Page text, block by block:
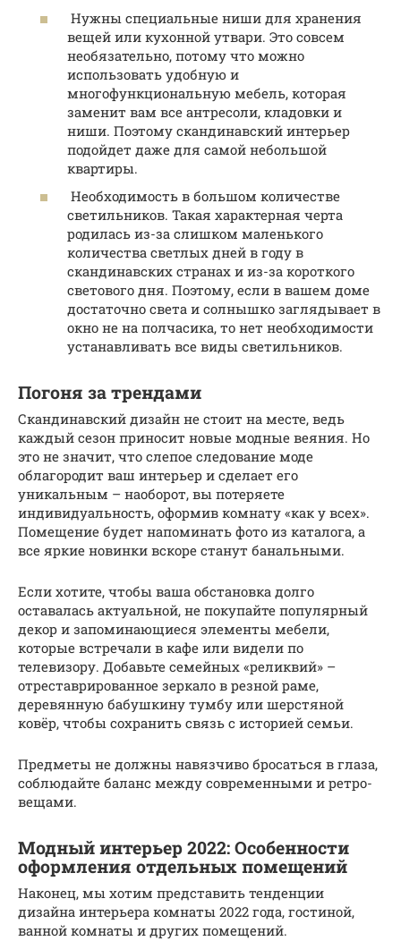
Нужны специальные ниши для хранения
вещей или кухонной утвари. Это совсем
необязательно, потому что можно
использовать удобную и
многофункциональную мебель, которая
заменит вам все антресоли, кладовки и
ниши. Поэтому скандинавский интерьер
подойдет даже для самой небольшой
квартиры.
Необходимость в большом количестве
светильников. Такая характерная черта
родилась из-за слишком маленького
количества светлых дней в году в
скандинавских странах и из-за короткого
светового дня. Поэтому, если в вашем доме
достаточно света и солнышко заглядывает в
окно не на полчасика, то нет необходимости
устанавливать все виды светильников.
Погоня за трендами
Скандинавский дизайн не стоит на месте, ведь
каждый сезон приносит новые модные веяния. Но
это не значит, что слепое следование моде
облагородит ваш интерьер и сделает его
уникальным – наоборот, вы потеряете
индивидуальность, оформив комнату «как у всех».
Помещение будет напоминать фото из каталога, а
все яркие новинки вскоре станут банальными.
Если хотите, чтобы ваша обстановка долго
оставалась актуальной, не покупайте популярный
декор и запоминающиеся элементы мебели,
которые встречали в кафе или видели по
телевизору. Добавьте семейных «реликвий» –
отреставрированное зеркало в резной раме,
деревянную бабушкину тумбу или шерстяной
ковёр, чтобы сохранить связь с историей семьи.
Предметы не должны навязчиво бросаться в глаза,
соблюдайте баланс между современными и ретро-
вещами.
Модный интерьер 2022: Особенности
оформления отдельных помещений
Наконец, мы хотим представить тенденции
дизайна интерьера комнаты 2022 года, гостиной,
ванной комнаты и других помещений.